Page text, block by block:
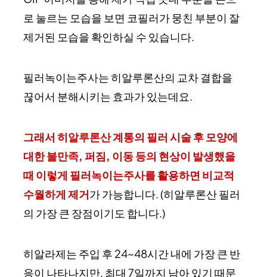
로 눌르는 모습을 보면 코필러가 뭉친 부분이 잘
제거된 모습을 확인하실 수 있습니다.
필러녹이는주사는 히알루론산의 교차 결합을
끊어서 분해시키는 효과가 있는데요.
그래서 히알루론산 계통의 필러 시술 후 모양에
대한 불만족, 퍼짐, 이동 등의 현상이 발생했을
때 이렇게 필러녹이는주사를 활용하면 비교적
수월하게 제거가 가능합니다. (히알루론산 필러
의 가장 큰 장점이기도 합니다.)
히알라제는 주입 후 24~48시간 내에 가장 큰 반
응이 나타나지만, 최대 7일까지 남아 있기 때문